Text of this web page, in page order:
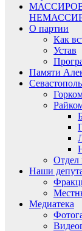
О партии
Как
Устав
Памяти
Отдел
Наши
Медиатека